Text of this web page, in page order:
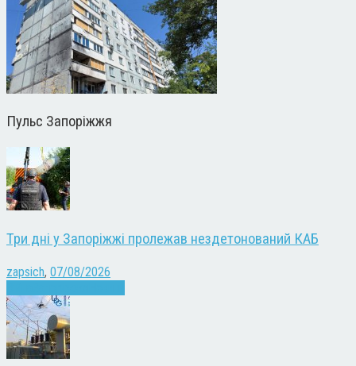
Пульс Запоріжжя
Три дні у Запоріжжі пролежав нездетонований КАБ
zapsich, 07/08/2026